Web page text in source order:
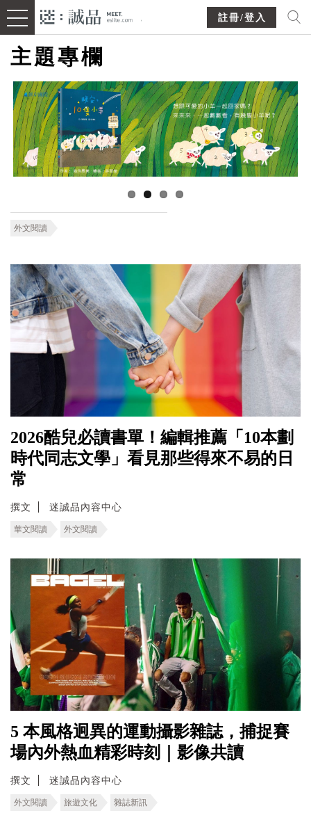
註冊/登入
主題專欄
外文閱讀
2026酷兒必讀書單！編輯推薦「10本劃
時代同志文學」看見那些得來不易的日
常
撰文 迷誠品內容中心
華文閱讀 外文閱讀
5 本風格迥異的運動攝影雜誌，捕捉賽
場內外熱血精彩時刻｜影像共讀
撰文 迷誠品內容中心
外文閱讀 旅遊文化 雜誌新訊